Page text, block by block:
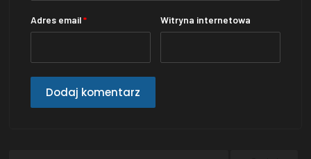
Adres email* Witryna internetowa